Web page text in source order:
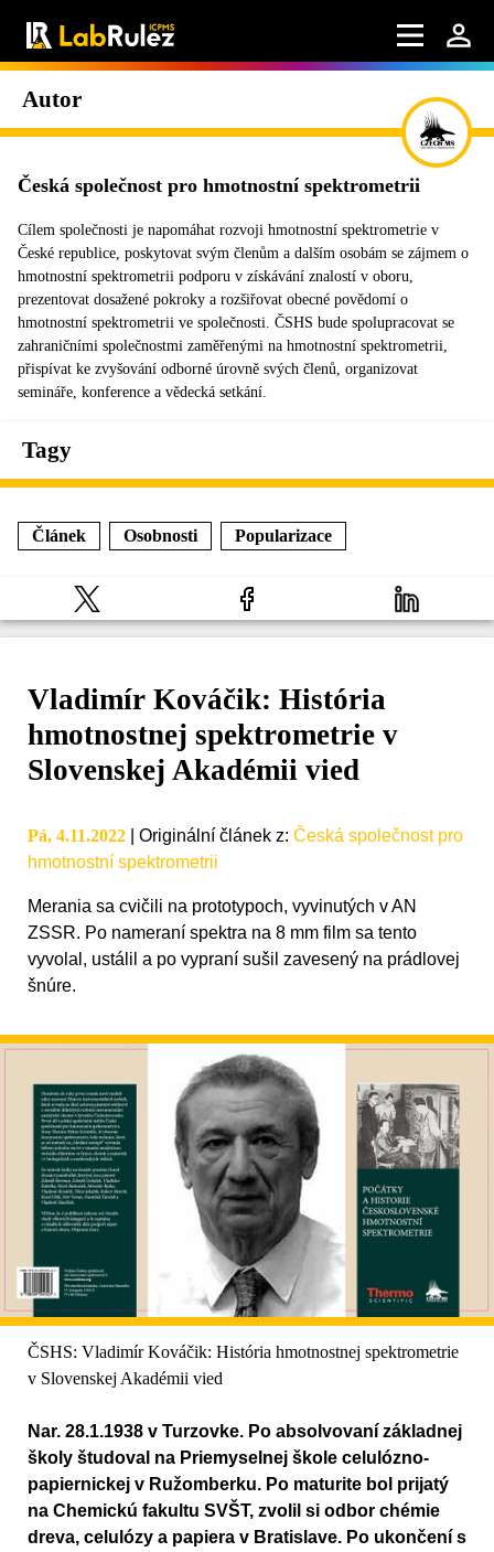
Autor
Česká společnost pro hmotnostní spektrometrii
Cílem společnosti je napomáhat rozvoji hmotnostní spektrometrie v
České republice, poskytovat svým členům a dalším osobám se zájmem o
hmotnostní spektrometrii podporu v získávání znalostí v oboru,
prezentovat dosažené pokroky a rozšiřovat obecné povědomí o
hmotnostní spektrometrii ve společnosti. ČSHS bude spolupracovat se
zahraničními společnostmi zaměřenými na hmotnostní spektrometrii,
přispívat ke zvyšování odborné úrovně svých členů, organizovat
semináře, konference a vědecká setkání.
Tagy
Článek Osobnosti Popularizace
Vladimír Kováčik: História
hmotnostnej spektrometrie v
Slovenskej Akadémii vied
Pá, 4.11.2022 Originální článek z: Česká společnost pro
hmotnostní spektrometrii
Merania sa cvičili na prototypoch, vyvinutých v AN
ZSSR. Po nameraní spektra na 8 mm film sa tento
vyvolal, ustálil a po vypraní sušil zavesený na prádlovej
šnúre.
ČSHS: Vladimír Kováčik: História hmotnostnej spektrometrie
v Slovenskej Akadémii vied
Nar. 28.1.1938 v Turzovke. Po absolvovaní základnej
školy študoval na Priemyselnej škole celulózno-
papiernickej v Ružomberku. Po maturite bol prijatý
na Chemickú fakultu SVŠT, zvolil si odbor chémie
dreva, celulózy a papiera v Bratislave. Po ukončení s